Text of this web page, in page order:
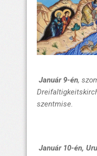
Január 9-én,
szentmise.
Január 10-én,